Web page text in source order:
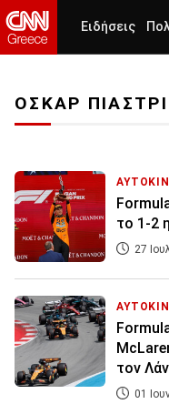
Ειδήσεις
ΟΣΚΑΡ ΠΙΑΣΤΡΙ
το 1-2
27
τον
01